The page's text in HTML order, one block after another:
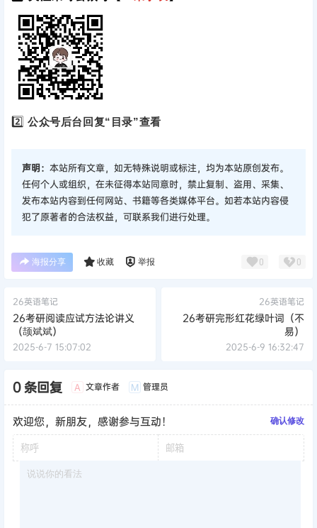
2️⃣公众号后台回复“目录”查看
声明： 本站所有文章，如无特殊说明或标注，均为本站原创发布。
任何个人或组织，在未征得本站同意时，禁止复制、盗用、采集、
发布本站内容到任何网站、书籍等各类媒体平台。如若本站内容侵
犯了原著者的合法权益，可联系我们进行处理。
海报分享 收藏 举报 0 0
26英语笔记
26考研阅读应试方法论讲义
（颉斌斌）
2025-6-7 15:07:02
26英语笔记
26考研完形红花绿叶词（不
易）
2025-6-9 16:32:47
0 条回复 A 文章作者 M 管理员
欢迎您，新朋友，感谢参与互动！ 确认修改